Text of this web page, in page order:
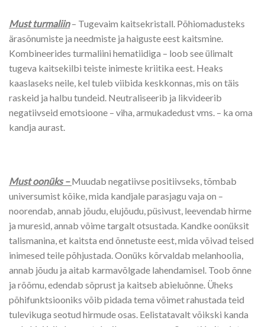
Must turmaliin– Tugevaim kaitsekristall. Põhiomadusteks
ärasõnumiste ja needmiste ja haiguste eest kaitsmine.
Kombineerides turmaliini hematiidiga – loob see ülimalt
tugeva kaitsekilbi teiste inimeste kriitika eest. Heaks
kaaslaseks neile, kel tuleb viibida keskkon­nas, mis on täis
raskeid ja halbu tundeid. Neutraliseerib ja likvideerib
negatiivseid emotsioone – viha, armukadedust vms. – ka oma
kandja aurast.
Must oonüks –Muudab negatiivse positiivseks, tõmbab
universumist kõike, mida kandjale parasjagu vaja on –
noorendab, annab jõudu, elujõudu, püsivust, leevendab hirme
ja muresid, annab võime targalt otsustada. Kandke oonüksit
talismanina, et kaitsta end õnnetuste eest, mida võivad teised
inimesed teile põhjustada. Oonüks kõrvaldab melanhoolia,
annab jõudu ja aitab karmavõlgade lahendamisel. Toob õnne
ja rõõmu, edendab sõprust ja kaitseb abieluõnne. Üheks
põhifunktsiooniks võib pidada tema võimet rahustada teid
tulevikuga seotud hirmude osas. Eelistatavalt võikski kanda